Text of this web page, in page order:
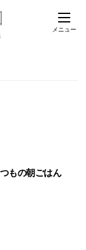
メニュー
もの朝ごはん